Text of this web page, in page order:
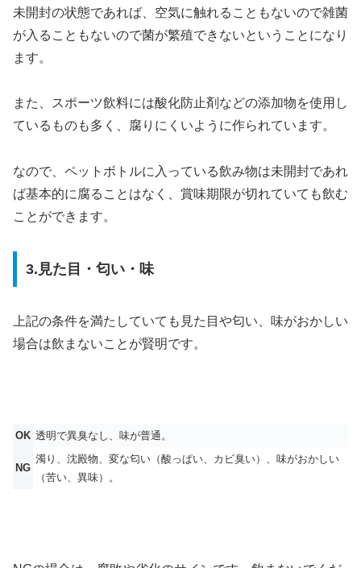
未開封の状態であれば、空気に触れることもないので雑菌
が入ることもないので菌が繁殖できないということになり
ます。
また、スポーツ飲料には酸化防止剤などの添加物を使用し
ているものも多く、腐りにくいように作られています。
なので、ペットボトルに入っている飲み物は未開封であれ
ば基本的に腐ることはなく、賞味期限が切れていても飲む
ことができます。
3.見た目・匂い・味
上記の条件を満たしていても見た目や匂い、味がおかしい
場合は飲まないことが賢明です。
OK 透明で異臭なし、味が普通。
NG
濁り、沈殿物、変な匂い（酸っぱい、カビ臭い）、味がおかしい
（苦い、異味）。